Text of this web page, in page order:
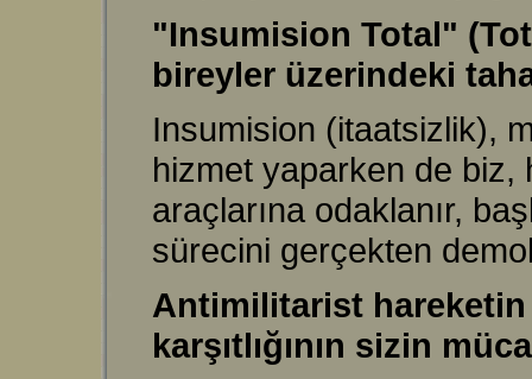
"Insumision Total"
bireyler üzerindeki
Insumision (itaatsizlik),
hizmet yaparken de biz,
araçlarına odaklanır,
sürecini gerçekten
Antimilitarist hareketin
karşıtlığının sizin